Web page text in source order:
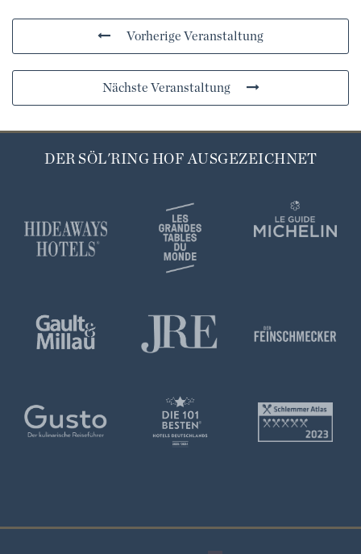
Vorherige Veranstaltung
Nächste Veranstaltung
DER SÖL'RING HOF AUSGEZEICHNET